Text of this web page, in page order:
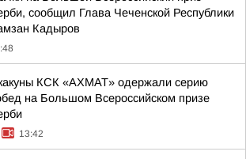
сообщил Глава Чеченской Республики
Кадыров
КСК «АХМАТ» одержали серию
на Большом Всероссийском призе
13:42